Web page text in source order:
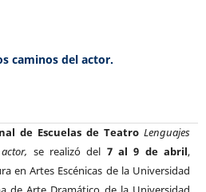
caminos del actor.
de Escuelas de TeatroLenguajes
se realizó del 7 al 9 de abril,
en Artes Escénicas de la Universidad